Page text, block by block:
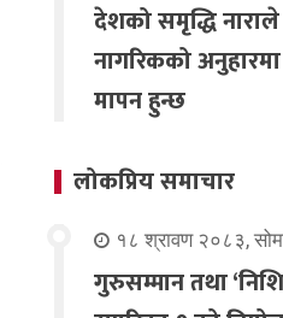
देशको समृद्धि
नागरिकको
मापन हुन्छ
लोकप्रिय समाचार
१८ श्रावण २०८३,
गुरुसम्मान तथा